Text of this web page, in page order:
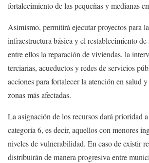
fortalecimiento de las pequeñas y medianas
Asimismo, permitirá ejecutar proyectos para
infraestructura básica y el restablecimiento de
entre ellos la reparación de viviendas, la
terciarias, acueductos y redes de servicios
acciones para fortalecer la atención en salud
zonas más afectadas.
La asignación de los recursos dará prioridad
categoría 6, es decir, aquellos con menores
niveles de vulnerabilidad. En caso de existir
distribuirán de manera progresiva entre